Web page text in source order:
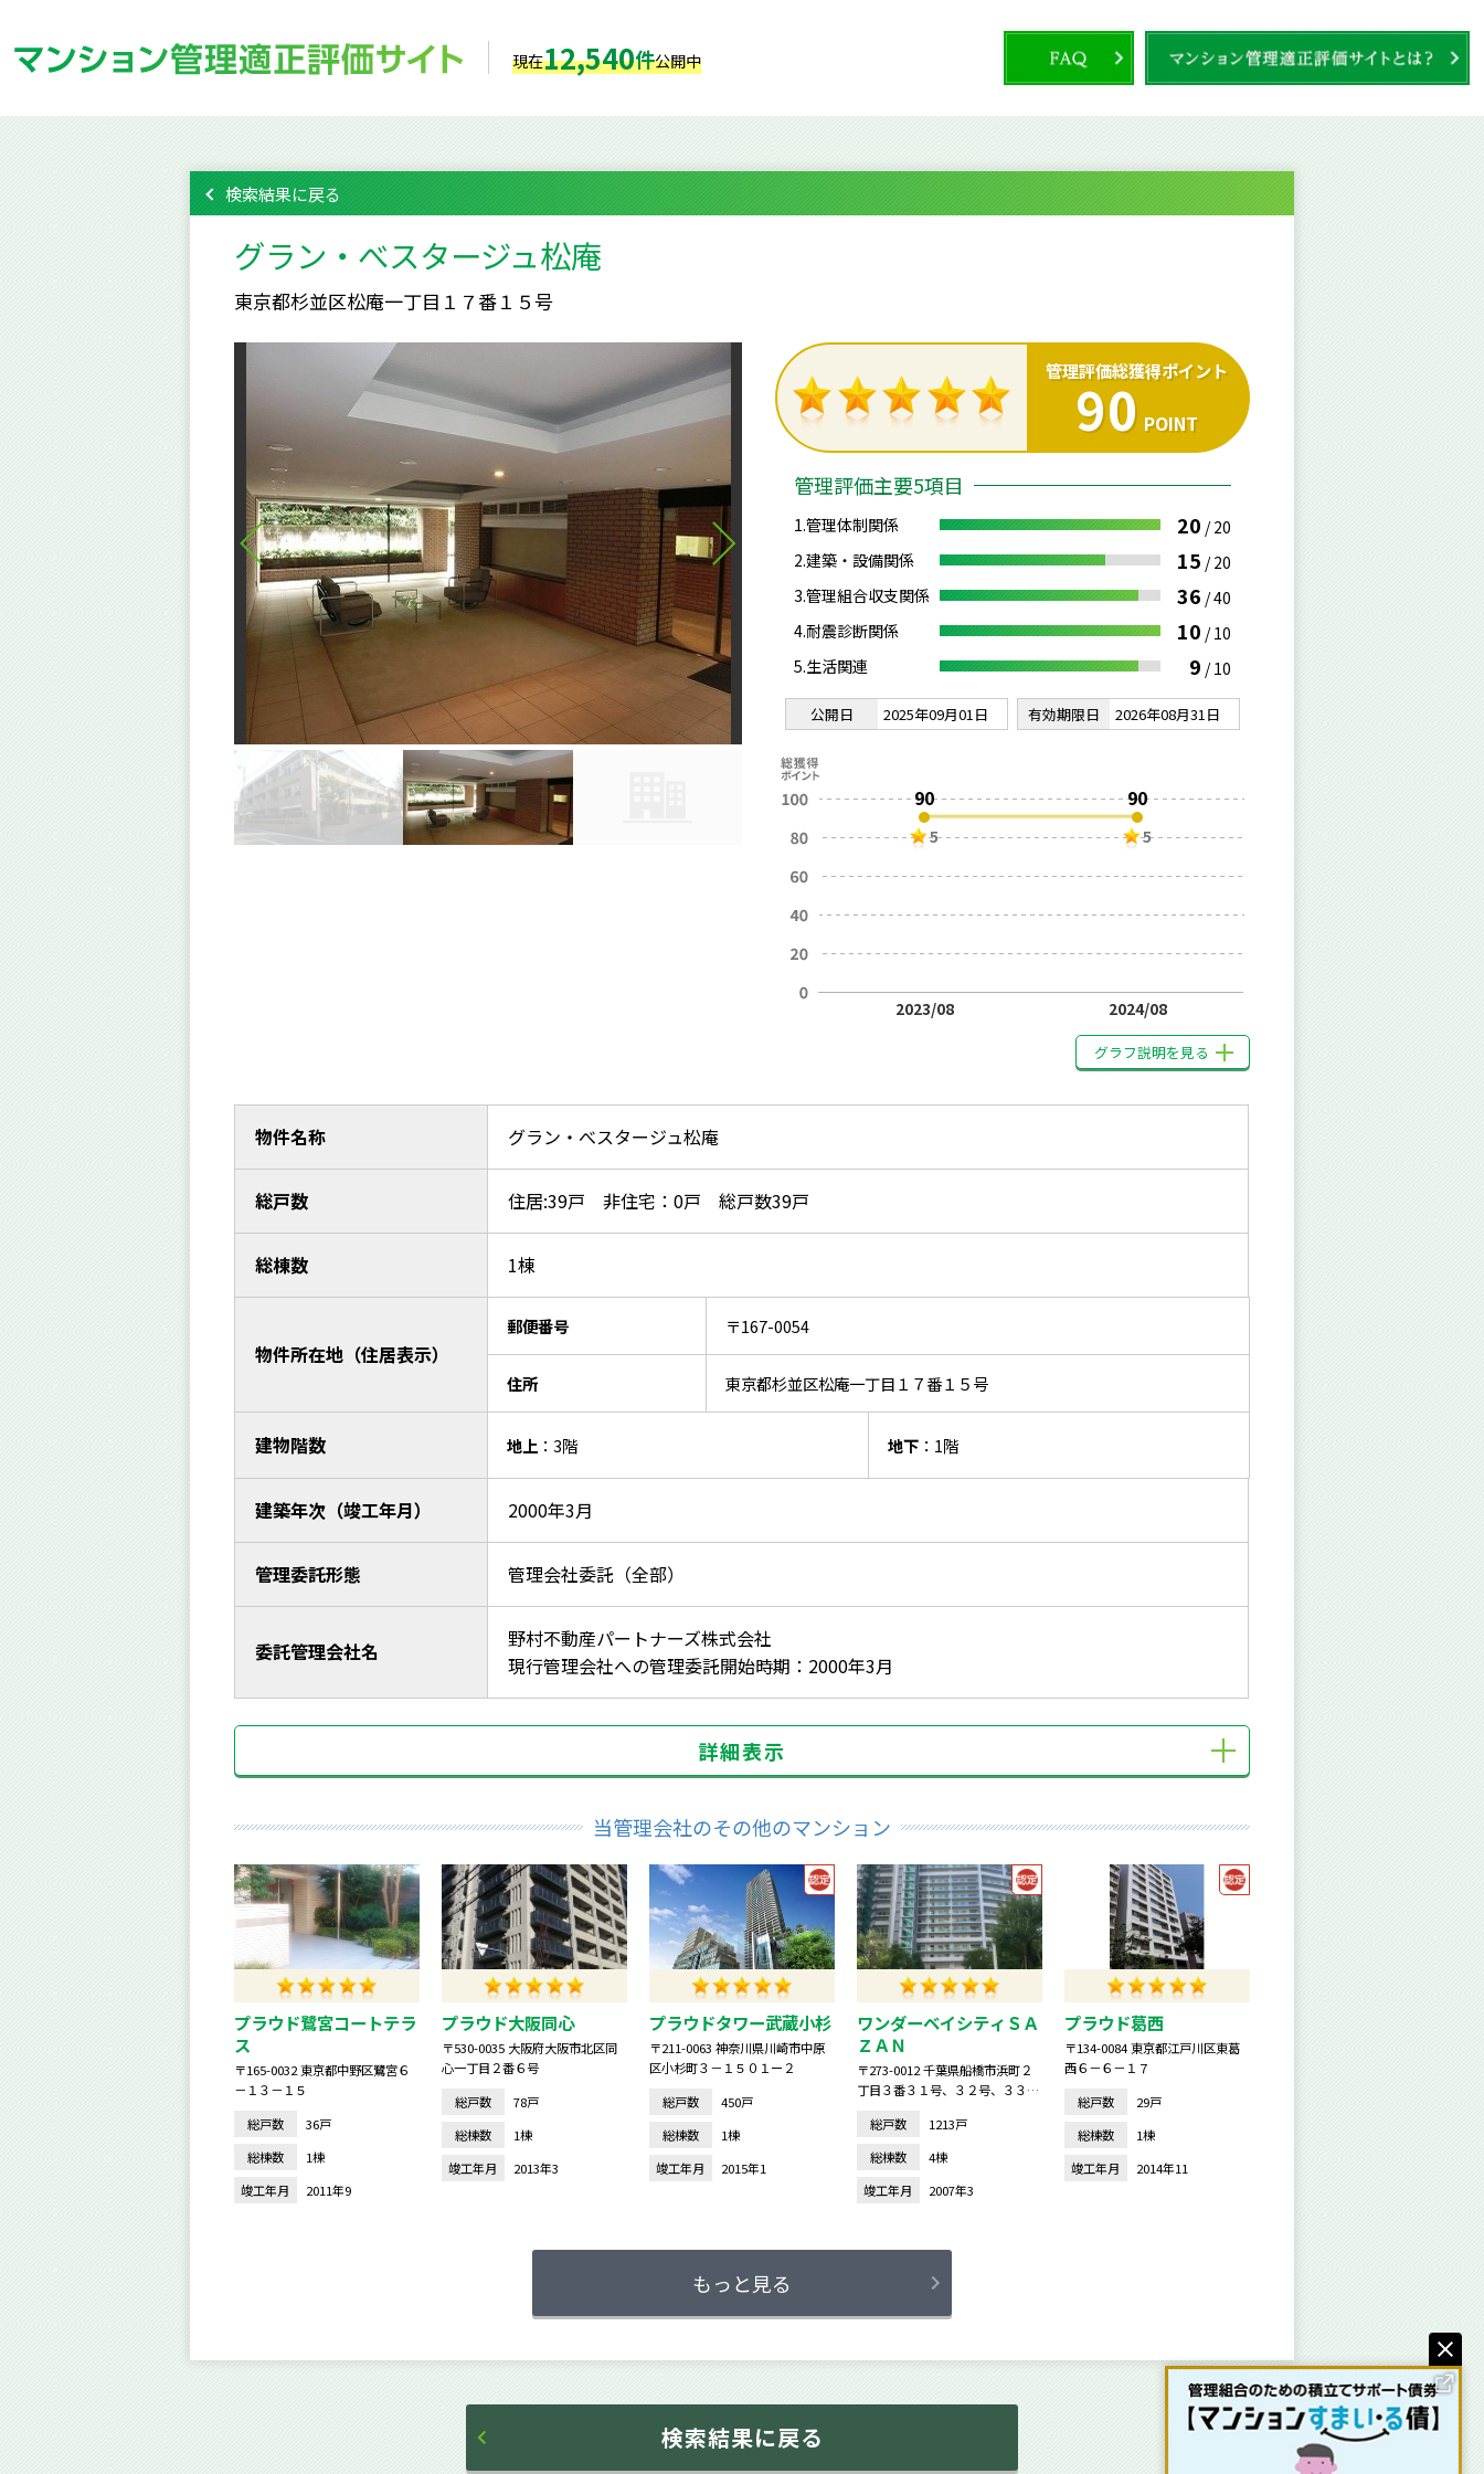
現在12,540件公開中
検索結果に戻る
グラン・べスタージュ松庵
東京都杉並区松庵一丁目１７番１５号
管理評価総獲得ポイント
90 POINT
管理評価主要5項目
1.管理体制関係 20 / 20
2.建築・設備関係
15 / 20
3.管理組合収支関係
36 /40
4.耐震診断関係
10 / 10
5.生活関連
9 / 10
公開日 2025年09月01日 有効期限日 2026年08月31日
90
5
2023/08
90
5
2024/08
グラフ説明を見る
物件名称 グラン・べスタージュ松庵
総戸数 住居:39戸 非住宅：0戸 総戸数39戸
総棟数 1棟
物件所在地（住居表示）
郵便番号 〒167-0054
住所 東京都杉並区松庵一丁目１７番１５号
建物階数 地上：3階 地下：1階
建築年次（竣工年月） 2000年3月
管理委託形態 管理会社委託（全部）
委託管理会社名
野村不動産パートナーズ株式会社
現行管理会社への管理委託開始時期：2000年3月
詳細表示
当管理会社のその他のマンション
プラウド鷺宮コートテラ
ス
〒165-0032 東京都中野区鷺宮６
－１３－１５
総戸数
36戸
総棟数
1棟
竣工年月
2011年9
プラウド大阪同心
〒530-0035 大阪府大阪市北区同
心一丁目２番６号
総戸数
78戸
総棟数
1棟
竣工年月
2013年3
プラウドタワー武蔵小杉
〒211-0063 神奈川県川崎市中原
区小杉町３－１５０１ー２
総戸数
450戸
総棟数
1棟
竣工年月
2015年1
ワンダーベイシティＳＡ
ＺＡＮ
〒273-0012 千葉県船橋市浜町２
丁目３番３１号、３２号、３３
総戸数
1213戸
総棟数
4棟
竣工年月
2007年3
プラウド葛西
〒134-0084 東京都江戸川区東葛
西６－６－１７
総戸数
29戸
総棟数
1棟
竣工年月
2014年11
もっと見る
検索結果に戻る